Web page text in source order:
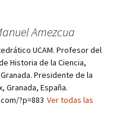
Amezcua
UCAM. Profesor del
Historia de la Ciencia,
Presidente de la
Granada, España.
?p=883 Ver todas las